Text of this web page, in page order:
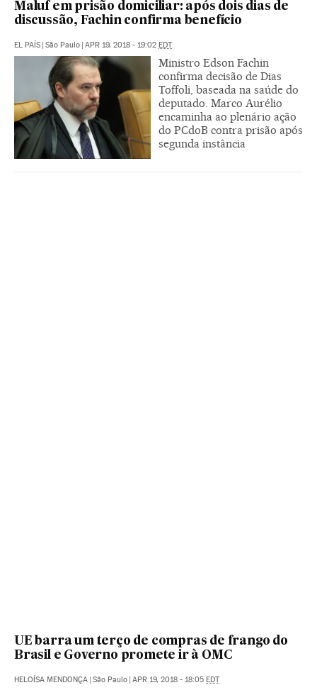
Maluf em prisão domiciliar: após dois dias de
discussão, Fachin confirma benefício
EL PAÍS São Paulo APR 19, 2018 - 19:02 EDT
Ministro Edson Fachin
confirma decisão de Dias
Toffoli, baseada na saúde do
deputado. Marco Aurélio
encaminha ao plenário ação
do PCdoB contra prisão após
segunda instância
UE barra um terço de compras de frango do
Brasil e Governo promete ir à OMC
HELOÍSA MENDONÇA São Paulo APR 19, 2018 - 18:05 EDT